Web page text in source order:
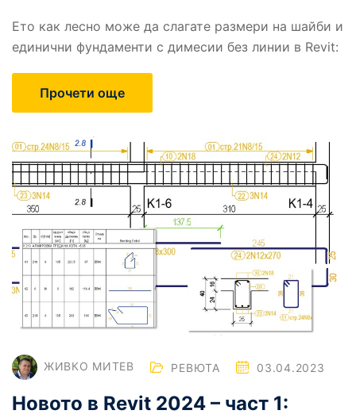
Ето как лесно може да слагате размери на шайби и
единични фундаменти с димесии без линии в Revit:
Прочети още
ЖИВКО МИТЕВ РЕВЮТА 03.04.2023
Новото в Revit 2024 – част 1: